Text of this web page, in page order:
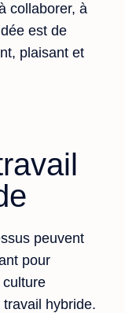
collaborer, à
est de
plaisant et
peuvent
pour
travail hybride.